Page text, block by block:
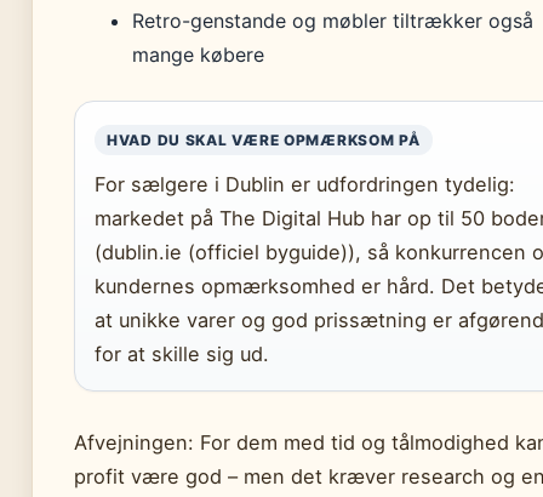
Retro-genstande og møbler tiltrækker også
mange købere
HVAD DU SKAL VÆRE OPMÆRKSOM PÅ
For sælgere i Dublin er udfordringen tydelig:
markedet på The Digital Hub har op til 50
(dublin.ie (officiel byguide)), så konkurrencen
kundernes opmærksomhed er hård. Det
at unikke varer og god prissætning er
for at skille sig ud.
Afvejningen: For dem med tid og tålmodighed
profit være god – men det kræver research og